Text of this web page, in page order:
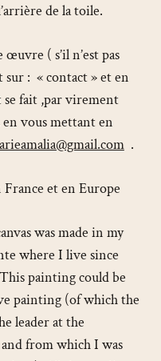
de la toile.
( s’il n’est pas
: « contact » et en
se fait ,par virement
vous mettant en
.
France et en Europe
was made in my
where I live since
painting could be
painting (of which the
leader at the
from which I was